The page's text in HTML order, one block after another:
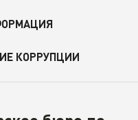
КОРРУПЦИИ